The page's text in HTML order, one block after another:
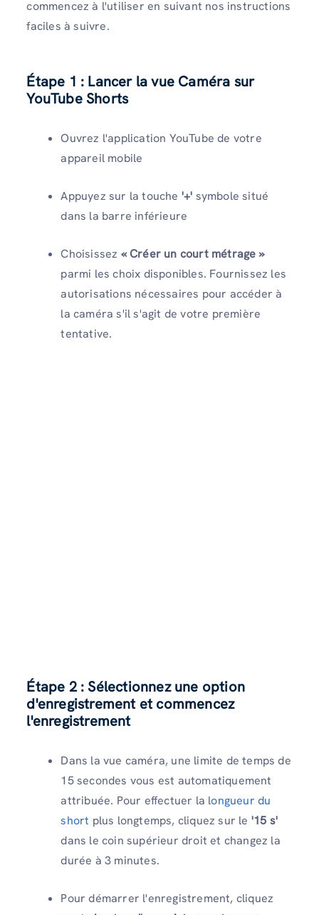
commencez à l'utiliser en suivant nos instructions
faciles à suivre.
Étape 1 : Lancer la vue Caméra sur
YouTube Shorts
Ouvrez l'application YouTube de votre
appareil mobile
Appuyez sur la touche '+' symbole situé
dans la barre inférieure
Choisissez « Créer un court métrage »
parmi les choix disponibles. Fournissez les
autorisations nécessaires pour accéder à
la caméra s'il s'agit de votre première
tentative.
Étape 2 : Sélectionnez une option
d'enregistrement et commencez
l'enregistrement
Dans la vue caméra, une limite de temps de
15 secondes vous est automatiquement
attribuée. Pour effectuer la longueur du
short plus longtemps, cliquez sur le '15 s'
dans le coin supérieur droit et changez la
durée à 3 minutes.
Pour démarrer l'enregistrement, cliquez